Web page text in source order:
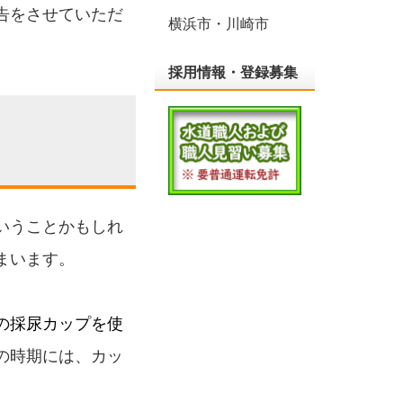
をさせていただ
うことかもしれ
ます。
採尿カップを使
時期には、カッ
横浜市・川崎市
採用情報・登録募集